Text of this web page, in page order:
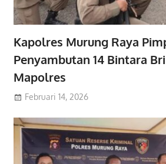
Kapolres Murung Raya
Penyambutan 14 Bintara
Mapolres
Februari 14, 2026